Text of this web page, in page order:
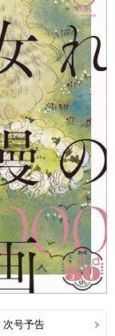
次号予告